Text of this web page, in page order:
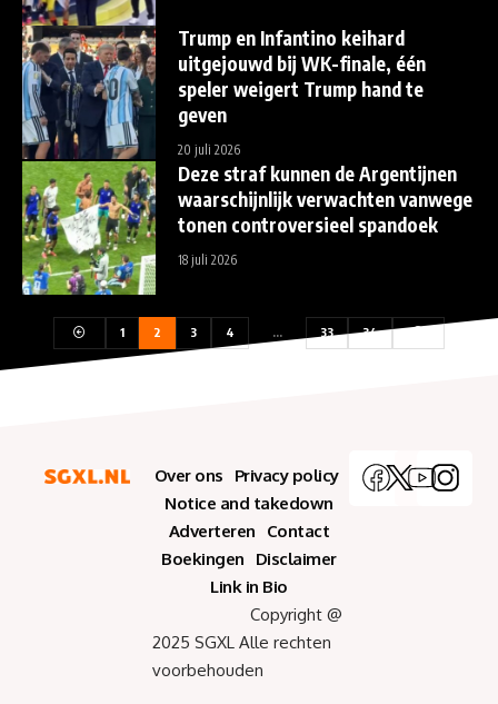
Trump en Infantino keihard
uitgejouwd bij WK-finale, één
speler weigert Trump hand te
geven
20 juli 2026
Deze straf kunnen de Argentijnen
waarschijnlijk verwachten vanwege
tonen controversieel spandoek
18 juli 2026
1 2 3 4 … 33 34
Over ons
Privacy policy
Notice and takedown
Adverteren
Contact
Boekingen
Disclaimer
Link in Bio
Copyright @
2025 SGXL Alle rechten
voorbehouden